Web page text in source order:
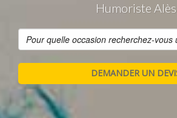
Humoriste Alès